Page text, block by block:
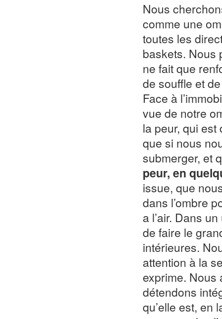
Nous
comme une
toutes les
baskets. Nous
ne fait que
de souffle et
Face à
vue de notre
la peur, qui
que si nous
submerger, et
peur, en
issue, que
dans l’ombre
a l’air. Dans
de faire le
intérieures.
attention à la
exprime. Nous
détendons
qu’elle est, en